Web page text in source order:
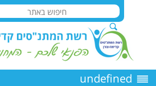
undefined